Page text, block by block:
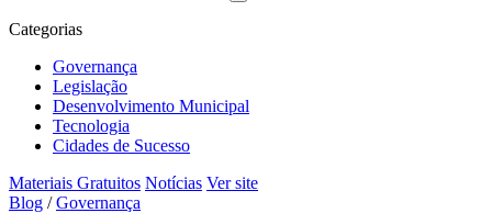
Categorias
Governança
Legislação
Desenvolvimento Municipal
Tecnologia
Cidades de Sucesso
Materiais Gratuitos Notícias Ver site
Blog / Governança